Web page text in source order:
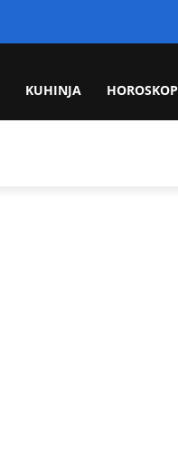
KUHINJA HOROSKOP